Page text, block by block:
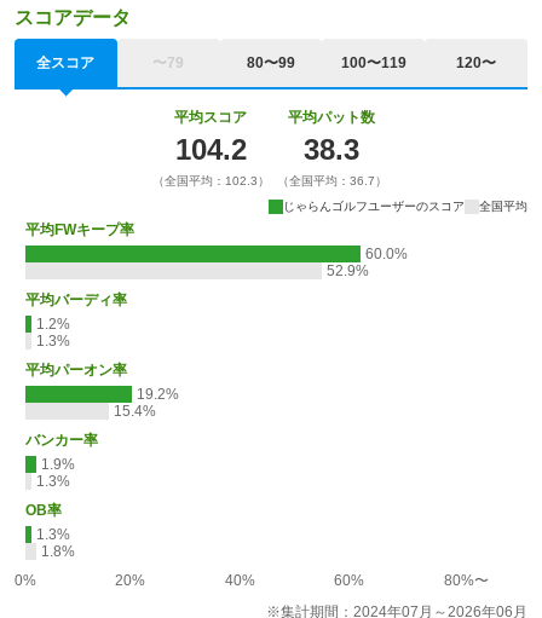
スコアデータ
全スコア 〜79 80〜99 100〜119 120〜
平均スコア
104.2
（全国平均：102.3）
平均パット数
38.3
（全国平均：36.7）
じゃらんゴルフユーザーのスコア
全国平均
平均FWキープ率
60.0%
52.9%
平均バーディ率
1.2%
1.3%
平均パーオン率
19.2%
15.4%
バンカー率
1.9%
1.3%
OB率
1.3%
1.8%
0%
20% 40% 60%
80%〜
※集計期間：2024年07月～2026年06月